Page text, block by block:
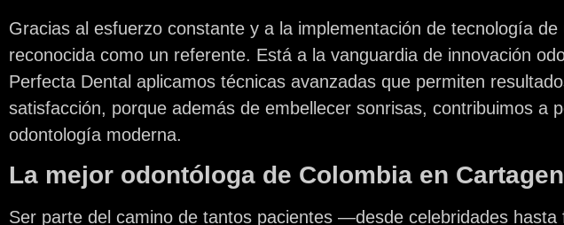
Gracias al esfuerzo constante y a la implementación de tecnología
reconocida como un referente. Está a la vanguardia de innovación
Perfecta Dental aplicamos técnicas avanzadas que permiten
satisfacción, porque además de embellecer sonrisas, contribuimos a
odontología moderna.
La mejor odontóloga de Colombia en
Ser parte del camino de tantos pacientes —desde celebridades